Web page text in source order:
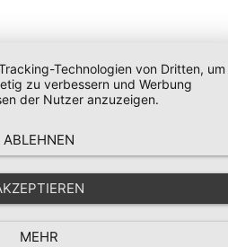
Technologien von Dritten, um
zu verbessern und Werbung
der Nutzer anzuzeigen.
ABLEHNEN
MEHR